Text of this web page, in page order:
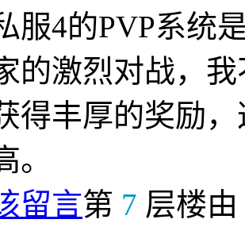
服4的PVP系统
的激烈对战，
得丰厚的奖励
。
留言第 7 层楼由